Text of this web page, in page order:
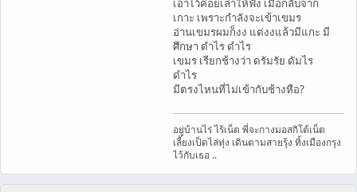
เอาไว้ค่อยเล่าให้ฟัง เมื่อกลับจาก
เกาะ เพราะกำลังจะเข้าเขมร
อ่านเขมรผมก็งง แต่งงแล้วมีแกะ มี
ศึกษา ดำไร ดำไร
เขมร เรียกช้างว่า ดรัมรัย ดัมไร
ดำไร
มีตรงไหนที่ไม่เข้ากับช้างหือ?
อยู่บ้านไร่ ไร้เน็ต พี่จะกางมอสกิโต้เน็ต
เลี้ยงเป็ดไล่ทุ่ง เดินตามสายรุ้ง ทิ้งเมืองกรุง
ไว้กับเธอ ..